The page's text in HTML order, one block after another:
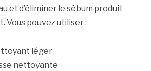
et d’éliminer le sébum produit
Vous pouvez utiliser :
léger
nettoyante